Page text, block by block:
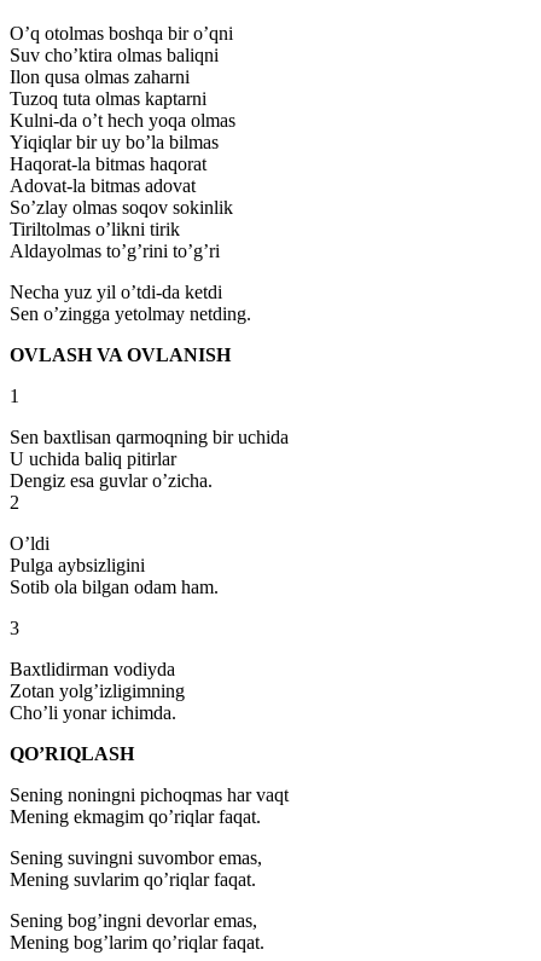
O’q otolmas boshqa bir o’qni
Suv cho’ktira olmas baliqni
Ilon qusa olmas zaharni
Tuzoq tuta olmas kaptarni
Kulni-da o’t hech yoqa olmas
Yiqiqlar bir uy bo’la bilmas
Haqorat-la bitmas haqorat
Adovat-la bitmas adovat
So’zlay olmas soqov sokinlik
Tiriltolmas o’likni tirik
Aldayolmas to’g’rini to’g’ri
Necha yuz yil o’tdi-da ketdi
Sen o’zingga yetolmay netding.
OVLASH VA OVLANISH
1
Sen baxtlisan qarmoqning bir uchida
U uchida baliq pitirlar
Dengiz esa guvlar o’zicha.
2
O’ldi
Pulga aybsizligini
Sotib ola bilgan odam ham.
3
Baxtlidirman vodiyda
Zotan yolg’izligimning
Cho’li yonar ichimda.
QO’RIQLASH
Sening noningni pichoqmas har vaqt
Mening ekmagim qo’riqlar faqat.
Sening suvingni suvombor emas,
Mening suvlarim qo’riqlar faqat.
Sening bog’ingni devorlar emas,
Mening bog’larim qo’riqlar faqat.